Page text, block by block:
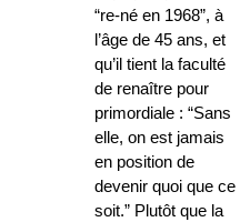
“re-né en 1968”, à
l’âge de 45 ans, et
qu’il tient la faculté
de renaître pour
primordiale : “Sans
elle, on est jamais
en position de
devenir quoi que ce
soit.” Plutôt que la